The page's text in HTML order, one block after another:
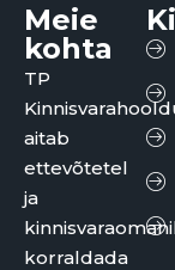
Meie
kohta
TP
aitab
ettevõtetel
ja
korraldada